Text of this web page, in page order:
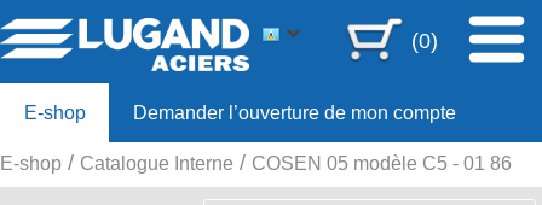
(0)
E-shop Demander l’ouverture de mon compte
Offre 80ans
E-shop Catalogue Interne COSEN 05 modèle C5 - 01 86